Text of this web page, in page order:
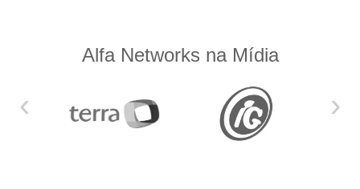
Alfa Networks na Mídia
‹ ›